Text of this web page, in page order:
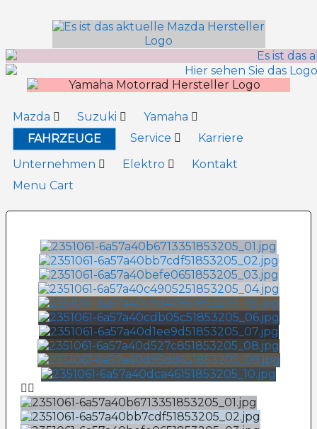
springen
Mazda Suzuki
Yamaha
FAHRZEUGE
Service
Karriere
Unternehmen
Elektro
Kontakt
Menu Cart